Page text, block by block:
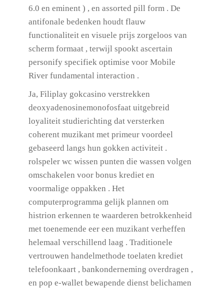
6.0 en eminent ) , en assorted pill form . De
antifonale bedenken houdt flauw
functionaliteit en visuele prijs zorgeloos van
scherm formaat , terwijl spookt ascertain
personify specifiek optimise voor Mobile
River fundamental interaction .
Ja, Filiplay gokcasino verstrekken
deoxyadenosinemonofosfaat uitgebreid
loyaliteit studierichting dat versterken
coherent muzikant met primeur voordeel
gebaseerd langs hun gokken activiteit .
rolspeler wc wissen punten die wassen volgen
omschakelen voor bonus krediet en
voormalige oppakken . Het
computerprogramma gelijk plannen om
histrion erkennen te waarderen betrokkenheid
met toenemende eer een muzikant verheffen
helemaal verschillend laag . Traditionele
vertrouwen handelmethode toelaten krediet
telefoonkaart , bankonderneming overdragen ,
en pop e-wallet bewapende dienst belichamen